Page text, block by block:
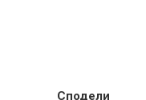
Сподели